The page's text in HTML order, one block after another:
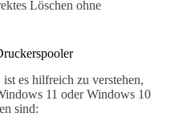
Löschen ohne
es hilfreich zu verstehen,
11 oder Windows 10
sind: